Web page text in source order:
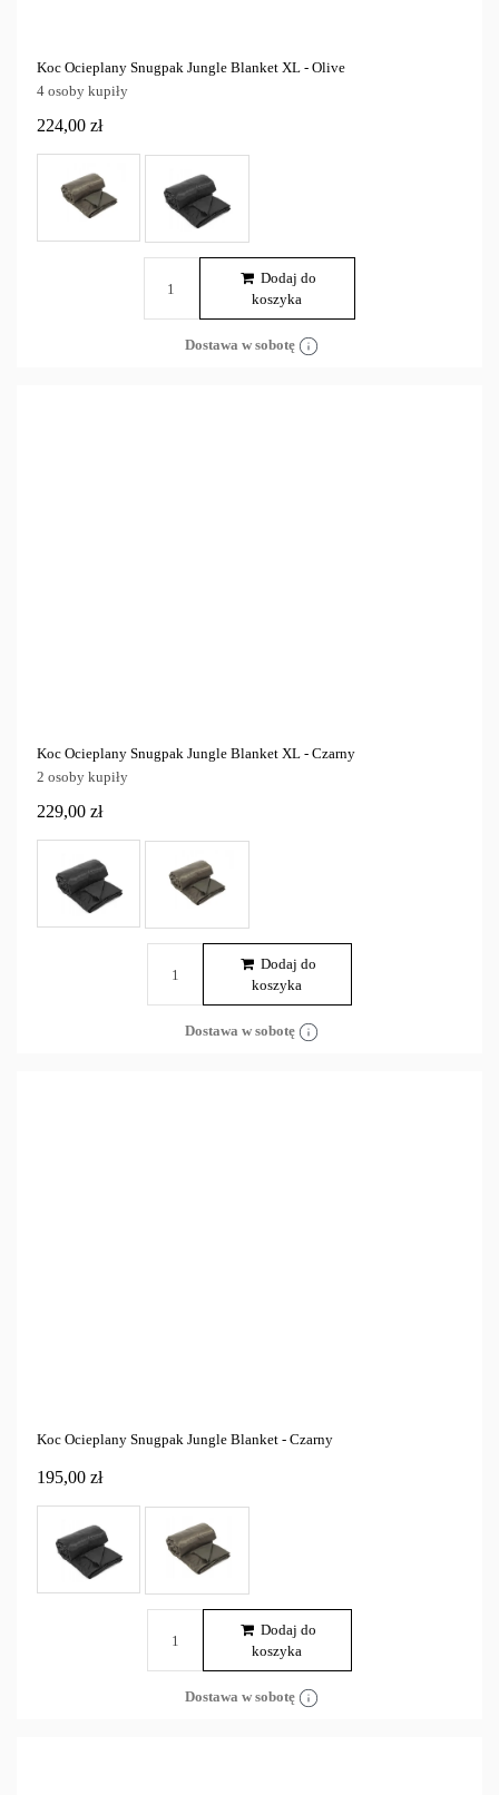
Koc Ocieplany Snugpak Jungle Blanket XL - Olive
4 osoby kupiły
224,00 zł
Dodaj do
koszyka
Dostawa w sobotę
Koc Ocieplany Snugpak Jungle Blanket XL - Czarny
2 osoby kupiły
229,00 zł
Dodaj do
koszyka
Dostawa w sobotę
Koc Ocieplany Snugpak Jungle Blanket - Czarny
195,00 zł
Dodaj do
koszyka
Dostawa w sobotę